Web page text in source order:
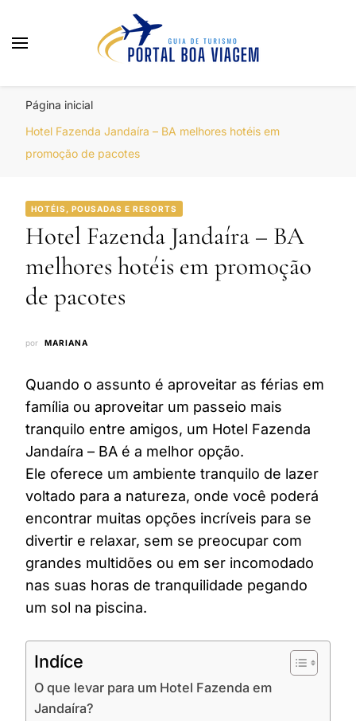
Página inicial
Hotel Fazenda Jandaíra – BA melhores hotéis em
promoção de pacotes
HOTÉIS, POUSADAS E RESORTS
Hotel Fazenda Jandaíra – BA
melhores hotéis em promoção
de pacotes
por MARIANA
Quando o assunto é aproveitar as férias em
família ou aproveitar um passeio mais
tranquilo entre amigos, um Hotel Fazenda
Jandaíra – BA é a melhor opção.
Ele oferece um ambiente tranquilo de lazer
voltado para a natureza, onde você poderá
encontrar muitas opções incríveis para se
divertir e relaxar, sem se preocupar com
grandes multidões ou em ser incomodado
nas suas horas de tranquilidade pegando
um sol na piscina.
Indíce
O que levar para um Hotel Fazenda em
Jandaíra?